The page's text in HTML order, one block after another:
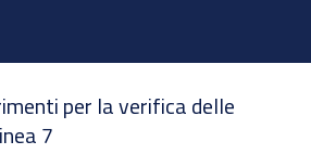
per la verifica delle
7